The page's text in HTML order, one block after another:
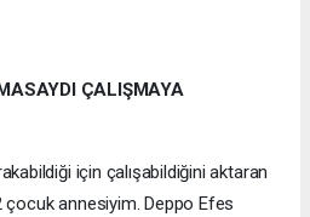
ÇALIŞMAYA
için çalışabildiğini aktaran
çocuk annesiyim. Deppo Efes